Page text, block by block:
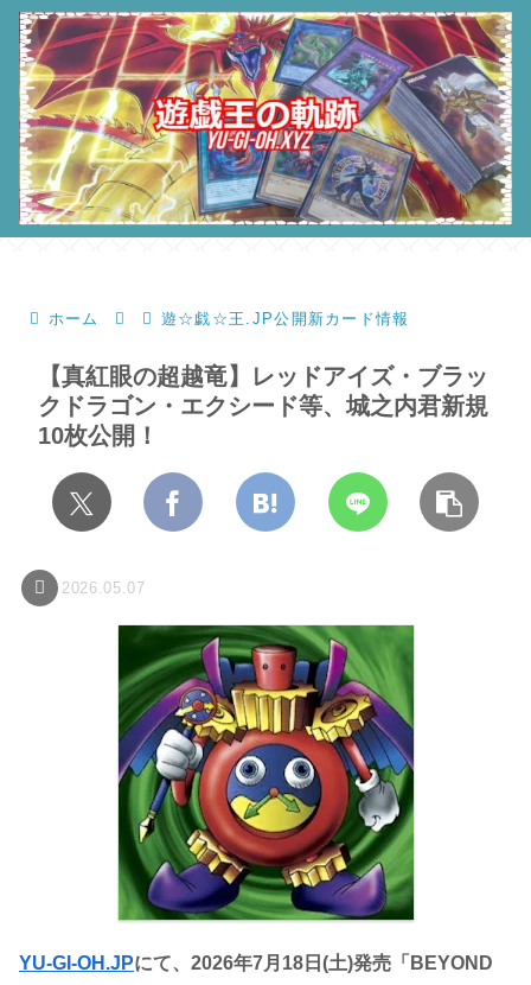
ホーム 遊☆戯☆王.JP公開新カード情報
【真紅眼の超越竜】レッドアイズ・ブラッ
クドラゴン・エクシード等、城之内君新規
10枚公開！
2026.05.07
YU-GI-OH.JPにて、2026年7月18日(土)発売「BEYOND